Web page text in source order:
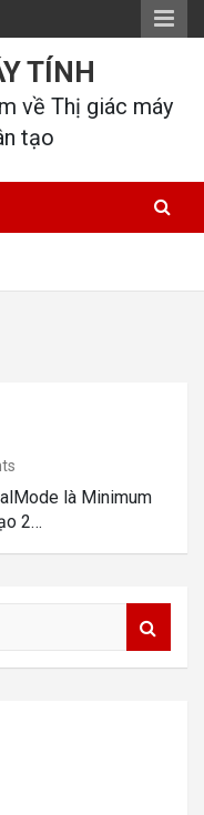
TÍNH
về Thị giác máy
tạo
là Minimum
2…